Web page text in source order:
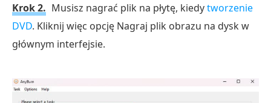
Krok 2. Musisz nagrać plik na płytę, kiedytworzenie
DVD. Kliknij więc opcję Nagraj plik obrazu na dysk w
głównym interfejsie.